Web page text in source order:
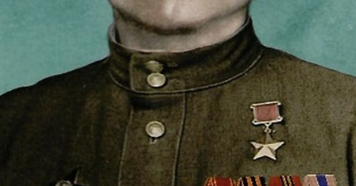
дойти до Берлина и водрузить
знамя над гитлеровским логовом.
Не избежал этой участи и Петр
Петрович. Однако, в отличие
от многих остальных ему удалось
достичь этой цели.
Из представления к званию «Герой
«Участвуя
в боях по овладению районом
Рейхстага в составе штурмовой
группы 75-го стрелкового корпуса
под командованием майора